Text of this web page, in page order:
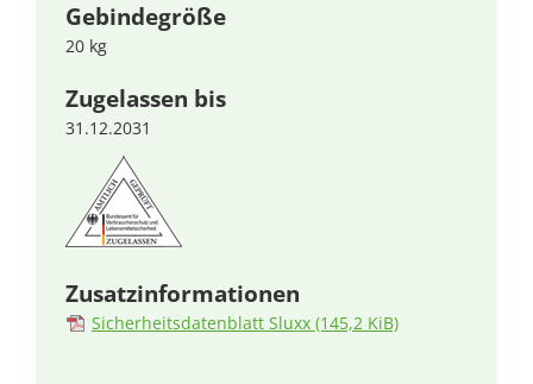
Gebindegröße
20 kg
Zugelassen bis
31.12.2031
Zusatzinformationen
Sicherheitsdatenblatt Sluxx (145,2 KiB)